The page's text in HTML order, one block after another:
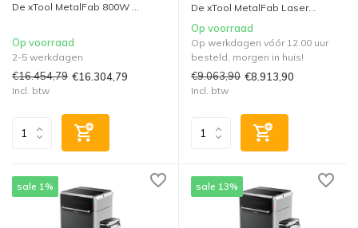
De xTool MetalFab 800W ...
Op voorraad
2-5 werkdagen
€16.454,79 €16.304,79
Incl. btw
De xTool MetalFab Laser...
Op voorraad
Op werkdagen vóór 12.00 uur
besteld, morgen in huis!
€9.063,90 €8.913,90
Incl. btw
sale 1% sale 13%